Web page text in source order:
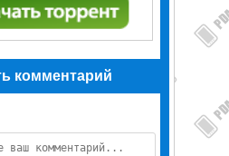
комментарий